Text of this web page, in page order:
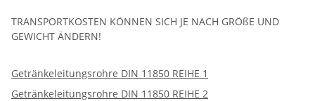
TRANSPORTKOSTEN KÖNNEN SICH JE NACH GRÖßE UND
GEWICHT ÄNDERN!
Getränkeleitungsrohre DIN 11850 REIHE 1
Getränkeleitungsrohre DIN 11850 REIHE 2